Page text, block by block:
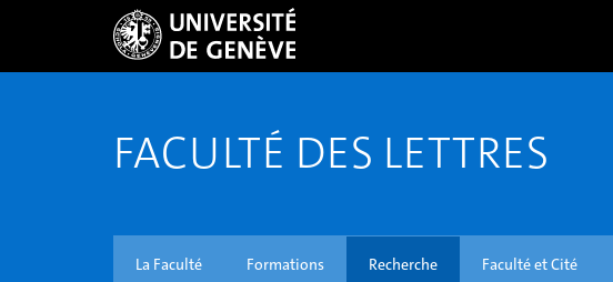
FACULTÉ DES LETTRES
La Faculté Formations Recherche Faculté et Cité